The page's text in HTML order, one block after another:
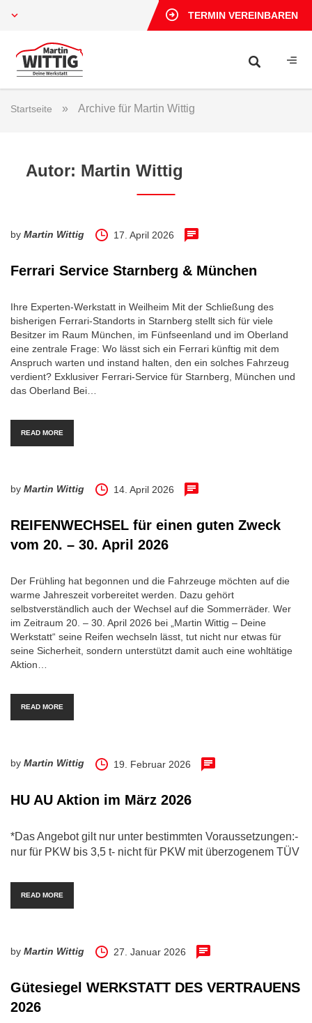
TERMIN VEREINBAREN
Startseite » Archive für Martin Wittig
Autor: Martin Wittig
by Martin Wittig 17. April 2026
Ferrari Service Starnberg & München
Ihre Experten-Werkstatt in Weilheim Mit der Schließung des
bisherigen Ferrari-Standorts in Starnberg stellt sich für viele
Besitzer im Raum München, im Fünfseenland und im Oberland
eine zentrale Frage: Wo lässt sich ein Ferrari künftig mit dem
Anspruch warten und instand halten, den ein solches Fahrzeug
verdient? Exklusiver Ferrari-Service für Starnberg, München und
das Oberland Bei…
READ MORE
by Martin Wittig 14. April 2026
REIFENWECHSEL für einen guten Zweck
vom 20. – 30. April 2026
Der Frühling hat begonnen und die Fahrzeuge möchten auf die
warme Jahreszeit vorbereitet werden. Dazu gehört
selbstverständlich auch der Wechsel auf die Sommerräder. Wer
im Zeitraum 20. – 30. April 2026 bei „Martin Wittig – Deine
Werkstatt“ seine Reifen wechseln lässt, tut nicht nur etwas für
seine Sicherheit, sondern unterstützt damit auch eine wohltätige
Aktion…
READ MORE
by Martin Wittig 19. Februar 2026
HU AU Aktion im März 2026
*Das Angebot gilt nur unter bestimmten Voraussetzungen:-
nur für PKW bis 3,5 t- nicht für PKW mit überzogenem TÜV
READ MORE
by Martin Wittig 27. Januar 2026
Gütesiegel WERKSTATT DES VERTRAUENS
2026